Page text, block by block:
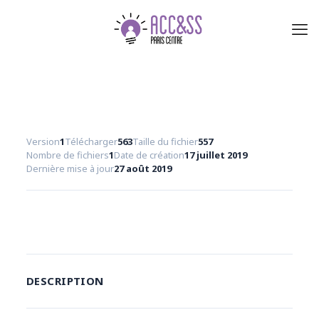
Version1Télécharger563Taille du fichier557
Nombre de fichiers1Date de création17 juillet 2019
Dernière mise à jour27 août 2019
DESCRIPTION